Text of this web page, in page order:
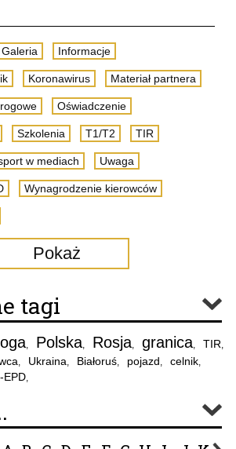
Galeria Informacje
Koronawirus Materiał partnera
Oświadczenie
Szkolenia T1/T2 TIR
w mediach Uwaga
Wynagrodzenie kierowców
Pokaż
tagi
, Polska, Rosja, granica, TIR,
, Ukraina, Białoruś, pojazd, celnik,
EPD,